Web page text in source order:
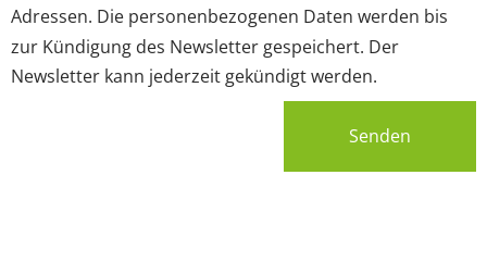
Adressen. Die personenbezogenen Daten werden bis
zur Kündigung des Newsletter gespeichert. Der
Newsletter kann jederzeit gekündigt werden.
Senden